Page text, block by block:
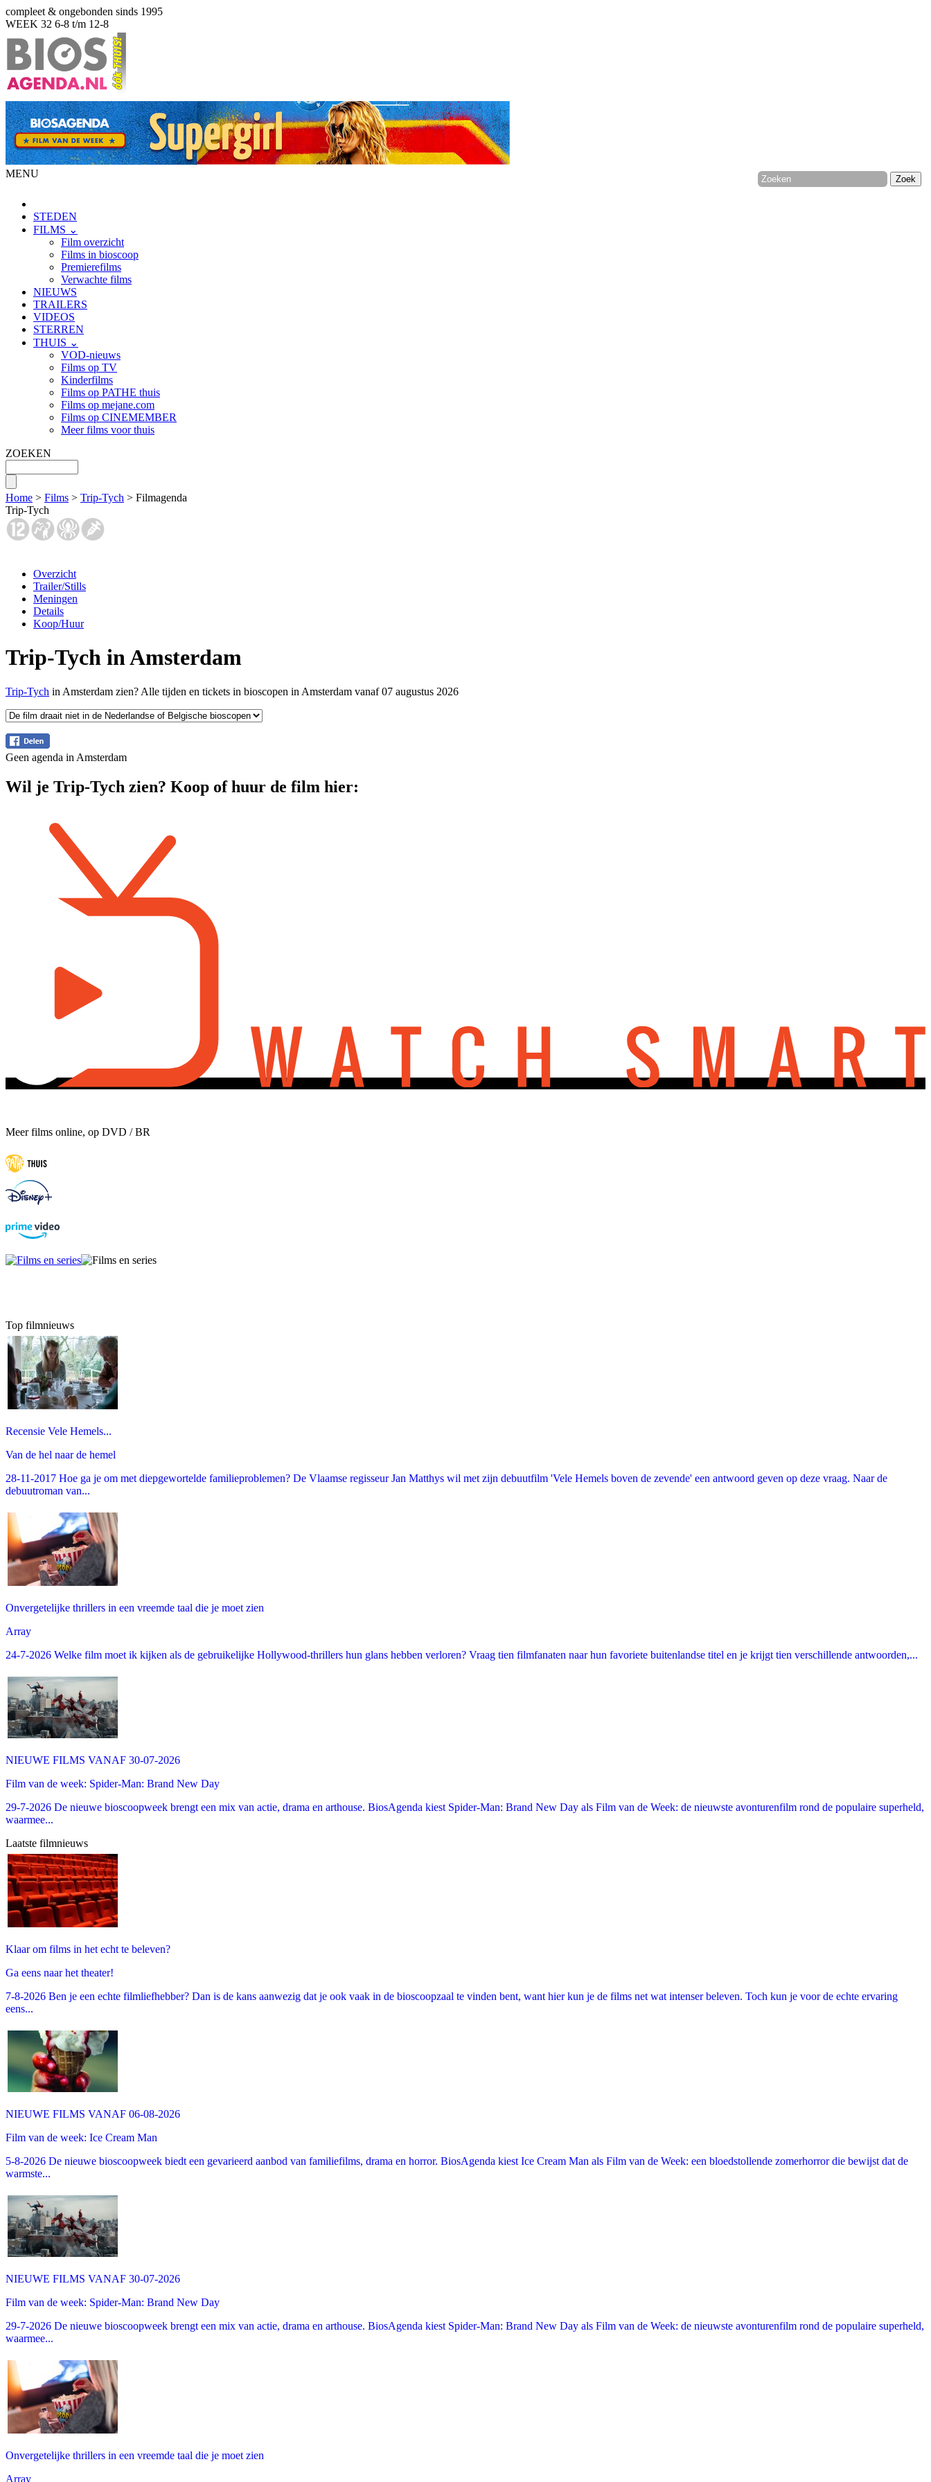
compleet & ongebonden sinds 1995
WEEK 32 6-8 t/m 12-8
MENU
STEDEN
FILMS ⌄
Film overzicht
Films in bioscoop
Premierefilms
Verwachte films
NIEUWS
TRAILERS
VIDEOS
STERREN
THUIS ⌄
VOD-nieuws
Films op TV
Kinderfilms
Films op PATHE thuis
Films op mejane.com
Films op CINEMEMBER
Meer films voor thuis
ZOEKEN
Home > Films > Trip-Tych > Filmagenda
Trip-Tych
Overzicht
Trailer/Stills
Meningen
Details
Koop/Huur
Trip-Tych in Amsterdam
Trip-Tych in Amsterdam zien? Alle tijden en tickets in bioscopen in Amsterdam vanaf 07 augustus 2026
Geen agenda in Amsterdam
Wil je Trip-Tych zien? Koop of huur de film hier:
Meer films online, op DVD / BR
Top filmnieuws
Recensie Vele Hemels...
Van de hel naar de hemel
28-11-2017 Hoe ga je om met diepgewortelde familieproblemen? De Vlaamse regisseur Jan Matthys wil met zijn debuutfilm 'Vele Hemels boven de zevende' een antwoord geven op deze vraag. Naar de
debuutroman van...
Onvergetelijke thrillers in een vreemde taal die je moet zien
Array
24-7-2026 Welke film moet ik kijken als de gebruikelijke Hollywood-thrillers hun glans hebben verloren? Vraag tien filmfanaten naar hun favoriete buitenlandse titel en je krijgt tien verschillende antwoorden,...
NIEUWE FILMS VANAF 30-07-2026
Film van de week: Spider-Man: Brand New Day
29-7-2026 De nieuwe bioscoopweek brengt een mix van actie, drama en arthouse. BiosAgenda kiest Spider-Man: Brand New Day als Film van de Week: de nieuwste avonturenfilm rond de populaire superheld,
waarmee...
Laatste filmnieuws
Klaar om films in het echt te beleven?
Ga eens naar het theater!
7-8-2026 Ben je een echte filmliefhebber? Dan is de kans aanwezig dat je ook vaak in de bioscoopzaal te vinden bent, want hier kun je de films net wat intenser beleven. Toch kun je voor de echte ervaring
eens...
NIEUWE FILMS VANAF 06-08-2026
Film van de week: Ice Cream Man
5-8-2026 De nieuwe bioscoopweek biedt een gevarieerd aanbod van familiefilms, drama en horror. BiosAgenda kiest Ice Cream Man als Film van de Week: een bloedstollende zomerhorror die bewijst dat de
warmste...
NIEUWE FILMS VANAF 30-07-2026
Film van de week: Spider-Man: Brand New Day
29-7-2026 De nieuwe bioscoopweek brengt een mix van actie, drama en arthouse. BiosAgenda kiest Spider-Man: Brand New Day als Film van de Week: de nieuwste avonturenfilm rond de populaire superheld,
waarmee...
Onvergetelijke thrillers in een vreemde taal die je moet zien
Array